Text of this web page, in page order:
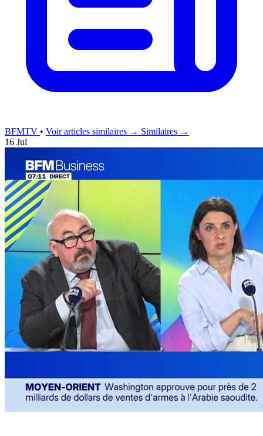
BFMTV • Voir articles similaires → Similaires →
16 Jul